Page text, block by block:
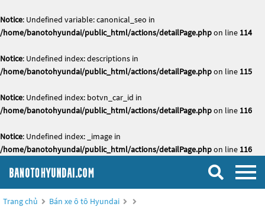
Notice: Undefined variable: canonical_seo in
/home/banotohyundai/public_html/actions/detailPage.phpon line 114
Notice: Undefined index: descriptions in
/home/banotohyundai/public_html/actions/detailPage.phpon line 115
Notice: Undefined index: botvn_car_id in
/home/banotohyundai/public_html/actions/detailPage.phpon line 116
Notice: Undefined index: _image in
/home/banotohyundai/public_html/actions/detailPage.phpon line 116
Trang chủ Bán xe ô tô Hyundai